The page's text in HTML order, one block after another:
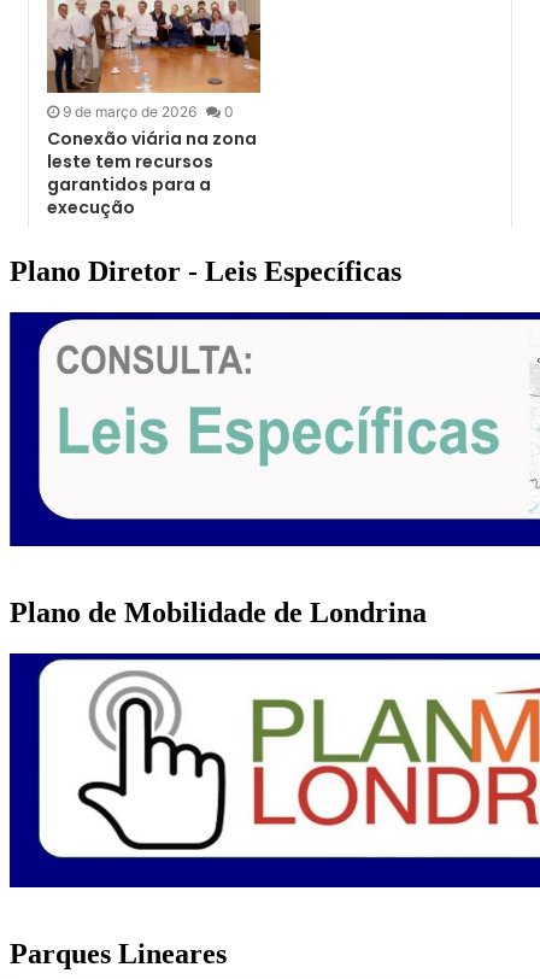
Plano Diretor - Leis Específicas
Plano de Mobilidade de Londrina
Parques Lineares